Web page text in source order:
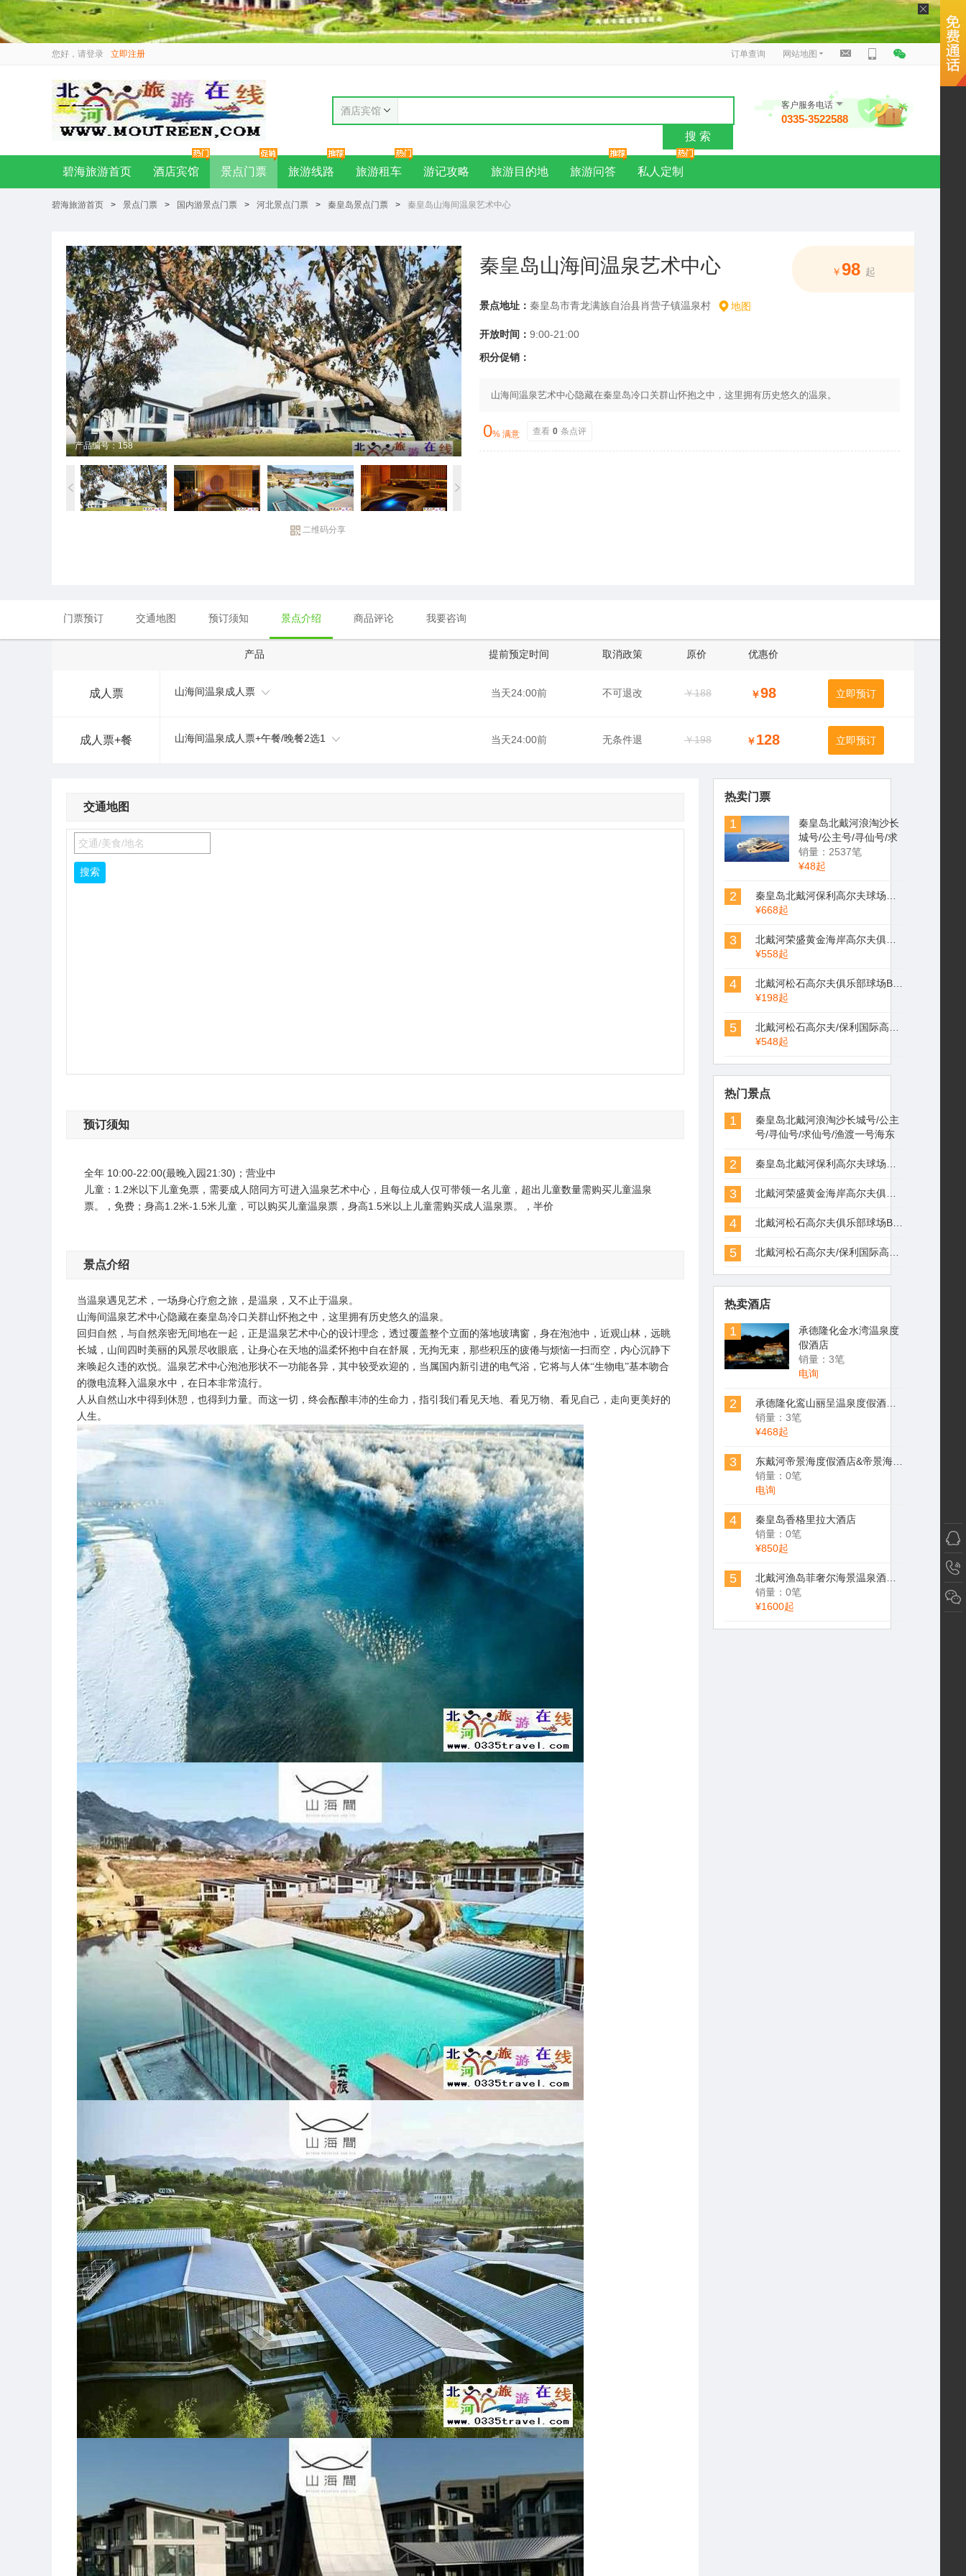
您好，请登录 立即注册 订单查询 网站地图
酒店宾馆
搜 索
客户服务电话
0335-3522588
碧海旅游首页 酒店宾馆 景点门票 旅游线路 旅游租车 游记攻略 旅游目的地 旅游问答 私人定制
碧海旅游首页 > 景点门票 > 国内游景点门票 > 河北景点门票 > 秦皇岛景点门票 > 秦皇岛山海间温泉艺术中心
产品编号：158
二维码分享
￥98 起
秦皇岛山海间温泉艺术中心
景点地址： 秦皇岛市青龙满族自治县肖营子镇温泉村 地图
开放时间： 9:00-21:00
积分促销：
山海间温泉艺术中心隐藏在秦皇岛冷口关群山怀抱之中，这里拥有历史悠久的温泉。
0% 满意 查看 0 条点评
门票预订 交通地图 预订须知 景点介绍 商品评论 我要咨询
产品 提前预定时间 取消政策 原价 优惠价
成人票 山海间温泉成人票 当天24:00前 不可退改 ￥188 ￥98 立即预订
成人票+餐 山海间温泉成人票+午餐/晚餐2选1 当天24:00前 无条件退 ￥198 ￥128 立即预订
交通地图
预订须知
全年 10:00-22:00(最晚入园21:30)；营业中
儿童：1.2米以下儿童免票，需要成人陪同方可进入温泉艺术中心，且每位成人仅可带领一名儿童，超出儿童数量需购买儿童温泉
票。，免费；身高1.2米-1.5米儿童，可以购买儿童温泉票，身高1.5米以上儿童需购买成人温泉票。，半价
景点介绍
当温泉遇见艺术，一场身心疗愈之旅，是温泉，又不止于温泉。
山海间温泉艺术中心隐藏在秦皇岛冷口关群山怀抱之中，这里拥有历史悠久的温泉。
回归自然，与自然亲密无间地在一起，正是温泉艺术中心的设计理念，透过覆盖整个立面的落地玻璃窗，身在泡池中，近观山林，远眺
长城，山间四时美丽的风景尽收眼底，让身心在天地的温柔怀抱中自在舒展，无拘无束，那些积压的疲倦与烦恼一扫而空，内心沉静下
来唤起久违的欢悦。温泉艺术中心泡池形状不一功能各异，其中较受欢迎的，当属国内新引进的电气浴，它将与人体“生物电”基本吻合
的微电流释入温泉水中，在日本非常流行。
人从自然山水中得到休憩，也得到力量。而这一切，终会酝酿丰沛的生命力，指引我们看见天地、看见万物、看见自己，走向更美好的
人生。
热卖门票
1
秦皇岛北戴河浪淘沙长
城号/公主号/寻仙号/求
仙号/渔渡一号海东青游
轮游船
销量：2537笔
¥48起
2
¥668起
3
¥558起
4
¥198起
5
¥548起
热门景点
1
秦皇岛北戴河浪淘沙长城号/公主
号/寻仙号/求仙号/渔渡一号海东
2
3
4
5
热卖酒店
1
承德隆化金水湾温泉度
假酒店
销量：3笔
电询
2
销量：3笔
¥468起
3
销量：0笔
电询
4
秦皇岛香格里拉大酒店
销量：0笔
¥850起
5
销量：0笔
¥1600起